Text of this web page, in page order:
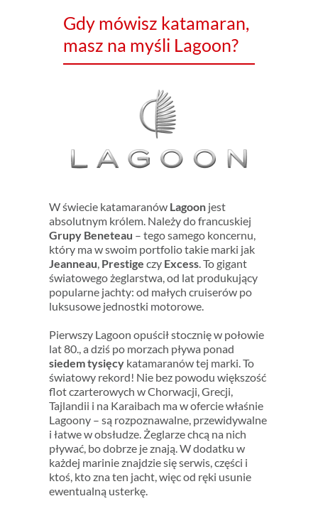
Gdy mówisz katamaran,
masz na myśli Lagoon?
W świecie katamaranów Lagoonjest
absolutnym królem. Należy do francuskiej
Grupy Beneteau – tego samego koncernu,
który ma w swoim portfolio takie marki jak
Jeanneau, Prestige czy Excess. To gigant
światowego żeglarstwa, od lat produkujący
popularne jachty: od małych cruiserów po
luksusowe jednostki motorowe.
Pierwszy Lagoon opuścił stocznię w połowie
lat 80., a dziś po morzach pływa ponad
siedem tysięcykatamaranów tej marki. To
światowy rekord! Nie bez powodu większość
flot czarterowych w Chorwacji, Grecji,
Tajlandii i na Karaibach ma w ofercie właśnie
Lagoony – są rozpoznawalne, przewidywalne
i łatwe w obsłudze. Żeglarze chcą na nich
pływać, bo dobrze je znają. W dodatku w
każdej marinie znajdzie się serwis, części i
ktoś, kto zna ten jacht, więc od ręki usunie
ewentualną usterkę.